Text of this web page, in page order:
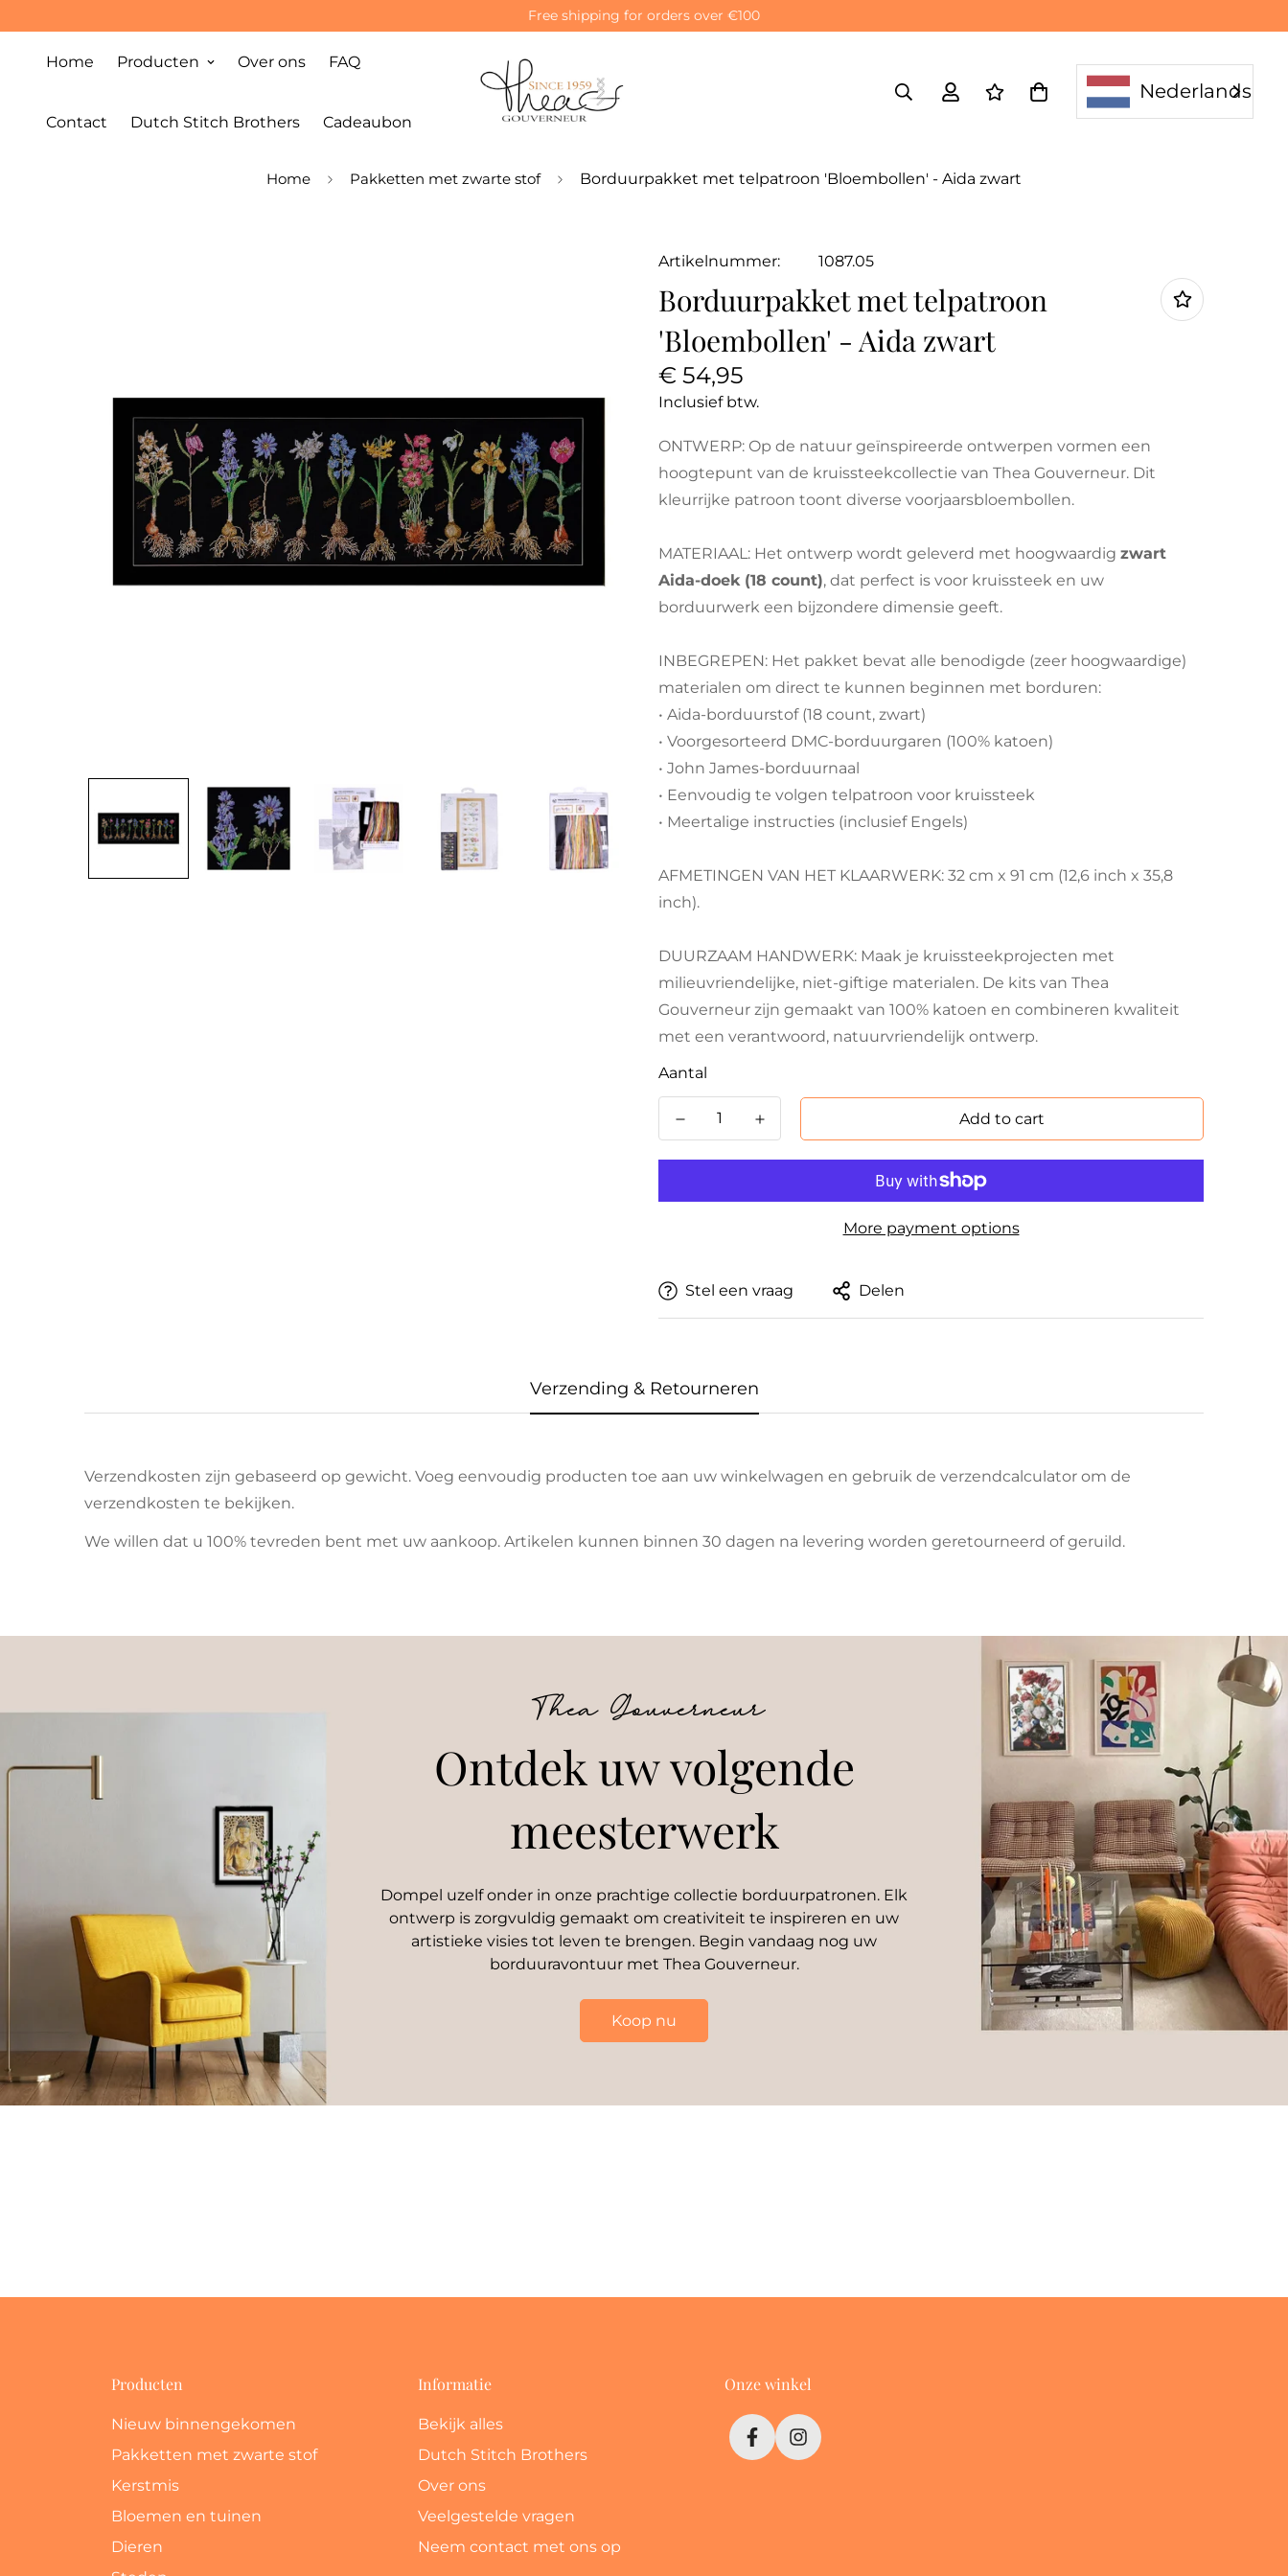
Free shipping for orders over €100
Home Producten Over ons FAQ
Contact Dutch Stitch Brothers Cadeaubon
Nederlands
Home Pakketten met zwarte stof Borduurpakket met telpatroon 'Bloembollen' - Aida zwart
Artikelnummer: 1087.05
Borduurpakket met telpatroon
'Bloembollen' - Aida zwart
Normale
prijs
€ 54,95
Inclusief btw.
ONTWERP: Op de natuur geïnspireerde ontwerpen vormen een
hoogtepunt van de kruissteekcollectie van Thea Gouverneur. Dit
kleurrijke patroon toont diverse voorjaarsbloembollen.
MATERIAAL: Het ontwerp wordt geleverd met hoogwaardig zwart
Aida-doek (18 count), dat perfect is voor kruissteek en uw
borduurwerk een bijzondere dimensie geeft.
INBEGREPEN: Het pakket bevat alle benodigde (zeer hoogwaardige)
materialen om direct te kunnen beginnen met borduren:
• Aida-borduurstof (18 count, zwart)
• Voorgesorteerd DMC-borduurgaren (100% katoen)
• John James-borduurnaal
• Eenvoudig te volgen telpatroon voor kruissteek
• Meertalige instructies (inclusief Engels)
AFMETINGEN VAN HET KLAARWERK: 32 cm x 91 cm (12,6 inch x 35,8
inch).
DUURZAAM HANDWERK: Maak je kruissteekprojecten met
milieuvriendelijke, niet-giftige materialen. De kits van Thea
Gouverneur zijn gemaakt van 100% katoen en combineren kwaliteit
met een verantwoord, natuurvriendelijk ontwerp.
Aantal
Add to cart
More payment options
Stel een vraag Delen
Verzending & Retourneren
Verzendkosten zijn gebaseerd op gewicht. Voeg eenvoudig producten toe aan uw winkelwagen en gebruik de verzendcalculator om de
verzendkosten te bekijken.
We willen dat u 100% tevreden bent met uw aankoop. Artikelen kunnen binnen 30 dagen na levering worden geretourneerd of geruild.
Thea Gouverneur
Ontdek uw volgende
meesterwerk
Dompel uzelf onder in onze prachtige collectie borduurpatronen. Elk
ontwerp is zorgvuldig gemaakt om creativiteit te inspireren en uw
artistieke visies tot leven te brengen. Begin vandaag nog uw
borduuravontuur met Thea Gouverneur.
Koop nu
Producten
Nieuw binnengekomen
Pakketten met zwarte stof
Kerstmis
Bloemen en tuinen
Dieren
Informatie
Bekijk alles
Dutch Stitch Brothers
Over ons
Veelgestelde vragen
Neem contact met ons op
Onze winkel